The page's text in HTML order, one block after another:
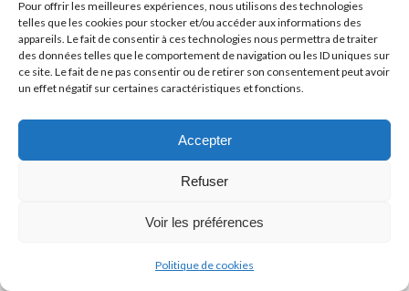
Pour offrir les meilleures expériences, nous utilisons des technologies
telles que les cookies pour stocker et/ou accéder aux informations des
appareils. Le fait de consentir à ces technologies nous permettra de traiter
des données telles que le comportement de navigation ou les ID uniques sur
ce site. Le fait de ne pas consentir ou de retirer son consentement peut avoir
un effet négatif sur certaines caractéristiques et fonctions.
Accepter
Refuser
Voir les préférences
Politique de cookies
DE
COMMENTAIRE
Onglet
précédent
Nuit de l’eau 2018
ONGLET SUIVANT
suivant